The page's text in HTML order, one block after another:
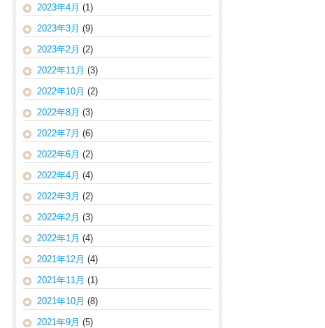
2023年4月 (1)
2023年3月 (9)
2023年2月 (2)
2022年11月 (3)
2022年10月 (2)
2022年8月 (3)
2022年7月 (6)
2022年6月 (2)
2022年4月 (4)
2022年3月 (2)
2022年2月 (3)
2022年1月 (4)
2021年12月 (4)
2021年11月 (1)
2021年10月 (8)
2021年9月 (5)